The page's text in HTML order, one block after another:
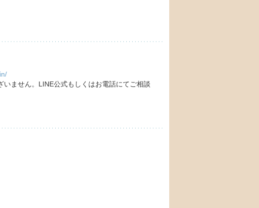
ません。LINE公式もしくはお電話にてご相談